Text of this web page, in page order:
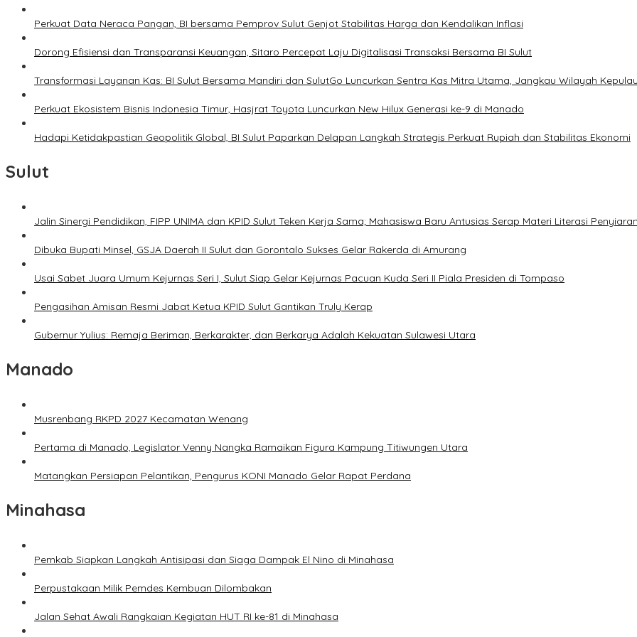
Perkuat Data Neraca Pangan, BI bersama Pemprov Sulut Genjot Stabilitas Harga dan Kendalikan Inflasi
Dorong Efisiensi dan Transparansi Keuangan, Sitaro Percepat Laju Digitalisasi Transaksi Bersama BI Sulut
Transformasi Layanan Kas: BI Sulut Bersama Mandiri dan SulutGo Luncurkan Sentra Kas Mitra Utama, Jangkau Wilayah
Perkuat Ekosistem Bisnis Indonesia Timur, Hasjrat Toyota Luncurkan New Hilux Generasi ke-9 di Manado
Hadapi Ketidakpastian Geopolitik Global, BI Sulut Paparkan Delapan Langkah Strategis Perkuat Rupiah dan Stabilitas Ekonomi
Sulut
Jalin Sinergi Pendidikan, FIPP UNIMA dan KPID Sulut Teken Kerja Sama; Mahasiswa Baru Antusias Serap Materi Literasi Penyiaran
Dibuka Bupati Minsel, GSJA Daerah II Sulut dan Gorontalo Sukses Gelar Rakerda di Amurang
Usai Sabet Juara Umum Kejurnas Seri I, Sulut Siap Gelar Kejurnas Pacuan Kuda Seri II Piala Presiden di Tompaso
Pengasihan Amisan Resmi Jabat Ketua KPID Sulut Gantikan Truly Kerap
Gubernur Yulius: Remaja Beriman, Berkarakter, dan Berkarya Adalah Kekuatan Sulawesi Utara
Manado
Musrenbang RKPD 2027 Kecamatan Wenang
Pertama di Manado, Legislator Venny Nangka Ramaikan Figura Kampung Titiwungen Utara
Matangkan Persiapan Pelantikan, Pengurus KONI Manado Gelar Rapat Perdana
Minahasa
Pemkab Siapkan Langkah Antisipasi dan Siaga Dampak El Nino di Minahasa
Perpustakaan Milik Pemdes Kembuan Dilombakan
Jalan Sehat Awali Rangkaian Kegiatan HUT RI ke-81 di Minahasa